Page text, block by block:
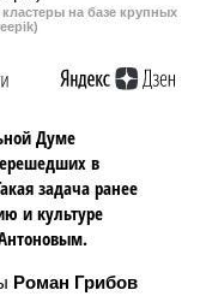
на базе крупных
Думе
в
задача ранее
и культуре
Роман Грибов